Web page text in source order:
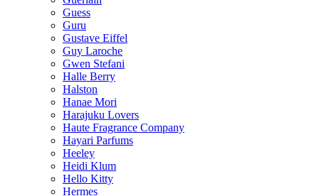
Guess
Guru
Gustave Eiffel
Guy Laroche
Gwen Stefani
Halle Berry
Halston
Hanae Mori
Harajuku Lovers
Haute Fragrance Company
Hayari Parfums
Heeley
Heidi Klum
Hello Kitty
Hermes